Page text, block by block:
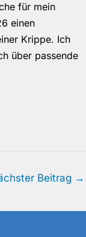
für mein
einen
Krippe. Ich
über passende
Beitrag →